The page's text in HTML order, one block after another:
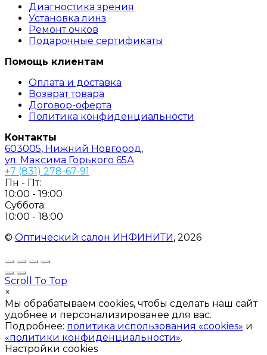
Диагностика зрения
Установка линз
Ремонт очков
Подарочные сертификаты
Помощь клиентам
Оплата и доставка
Возврат товара
Договор-оферта
Политика конфиденциальности
Контакты
603005, Нижний Новгород,
ул. Максима Горького 65А
+7 (831) 278-67-91
Пн - Пт:
10:00 - 19:00
Суббота:
10:00 - 18:00
© Оптический салон ИНФИНИТИ, 2026
Scroll To Top
×
Мы обрабатываем cookies, чтобы сделать наш сайт
удобнее и персонализированее для вас.
Подробнее: политика использования «cookies» и
«политики конфиденциальности».
Настройки cookies